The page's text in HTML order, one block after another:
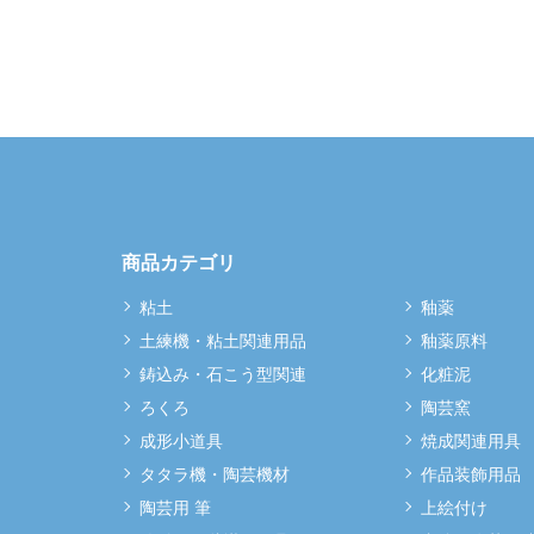
商品カテゴリ
粘土
土練機・粘土関連用品
鋳込み・石こう型関連
ろくろ
成形小道具
タタラ機・陶芸機材
陶芸用 筆
釉薬
釉薬原料
化粧泥
陶芸窯
焼成関連用具
作品装飾用品
上絵付け